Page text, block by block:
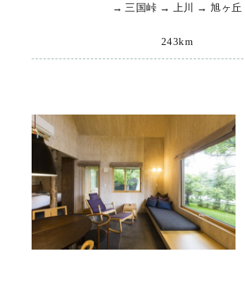
→ 三国峠 → 上川 → 旭ヶ丘
243km